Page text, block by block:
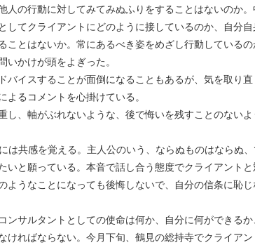
人の行動に対してみてみぬふりをすることはないのか。
してクライアントにどのように接しているのか、自分自
ことはないか。常にあるべき姿をめざし行動しているの
いかけが頭をよぎった。
バイスすることが面倒になることもあるが、気を取り直
るコメントを心掛けている。
し、軸がぶれないような、後で悔いを残すことのないよ
は共感を覚える。主人公のいう、ならぬものはならぬ
いと願っている。本音で話し合う態度でクライアントと
ようなことになっても後悔しないで、自分の信条に恥じ
ンサルタントとしての使命は何か、自分に何ができるか
ければならない。今月下旬、鶴見の総持寺でクライアン